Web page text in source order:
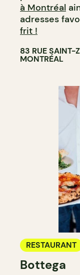
à Montréal
adresses
frit !
83 RUE SAINT-
MONTRÉAL
RESTAURANT
Bottega